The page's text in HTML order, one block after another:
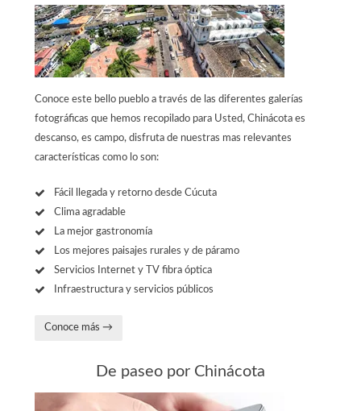
Conoce este bello pueblo a través de las diferentes galerías
fotográficas que hemos recopilado para Usted, Chinácota es
descanso, es campo, disfruta de nuestras mas relevantes
características como lo son:
Fácil llegada y retorno desde Cúcuta
Clima agradable
La mejor gastronomía
Los mejores paisajes rurales y de páramo
Servicios Internet y TV fibra óptica
Infraestructura y servicios públicos
Conoce más →
De paseo por Chinácota